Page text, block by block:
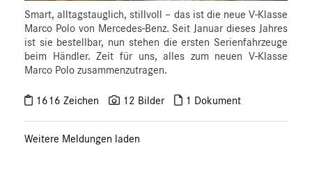
Smart, alltagstauglich, stillvoll – das ist die neue V-Klasse
Marco Polo von Mercedes-Benz. Seit Januar dieses Jahres
ist sie bestellbar, nun stehen die ersten Serienfahrzeuge
beim Händler. Zeit für uns, alles zum neuen V‑Klasse
Marco Polo zusammenzutragen.
1616 Zeichen 12 Bilder 1 Dokument
Weitere Meldungen laden